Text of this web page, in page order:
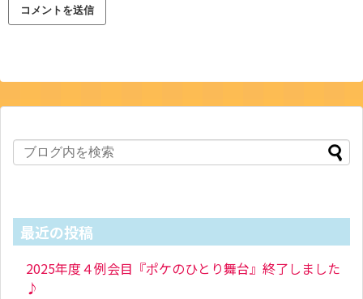
最近の投稿
2025年度４例会目『ポケのひとり舞台』終了しました
♪